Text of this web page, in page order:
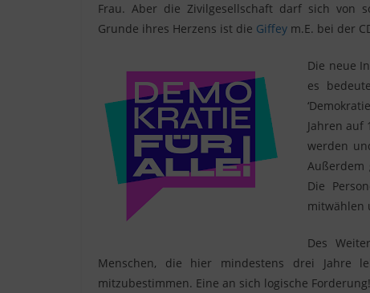
Frau. Aber die Zivilgesellschaft darf sich von
Grunde ihres Herzens ist die Giffey m.E. bei der
Die neue
es
Jahren auf
werden
Die
mitwählen
Des
Menschen, die hier mindestens drei Jahre
mitzubestimmen. Eine an sich logische Forderung!